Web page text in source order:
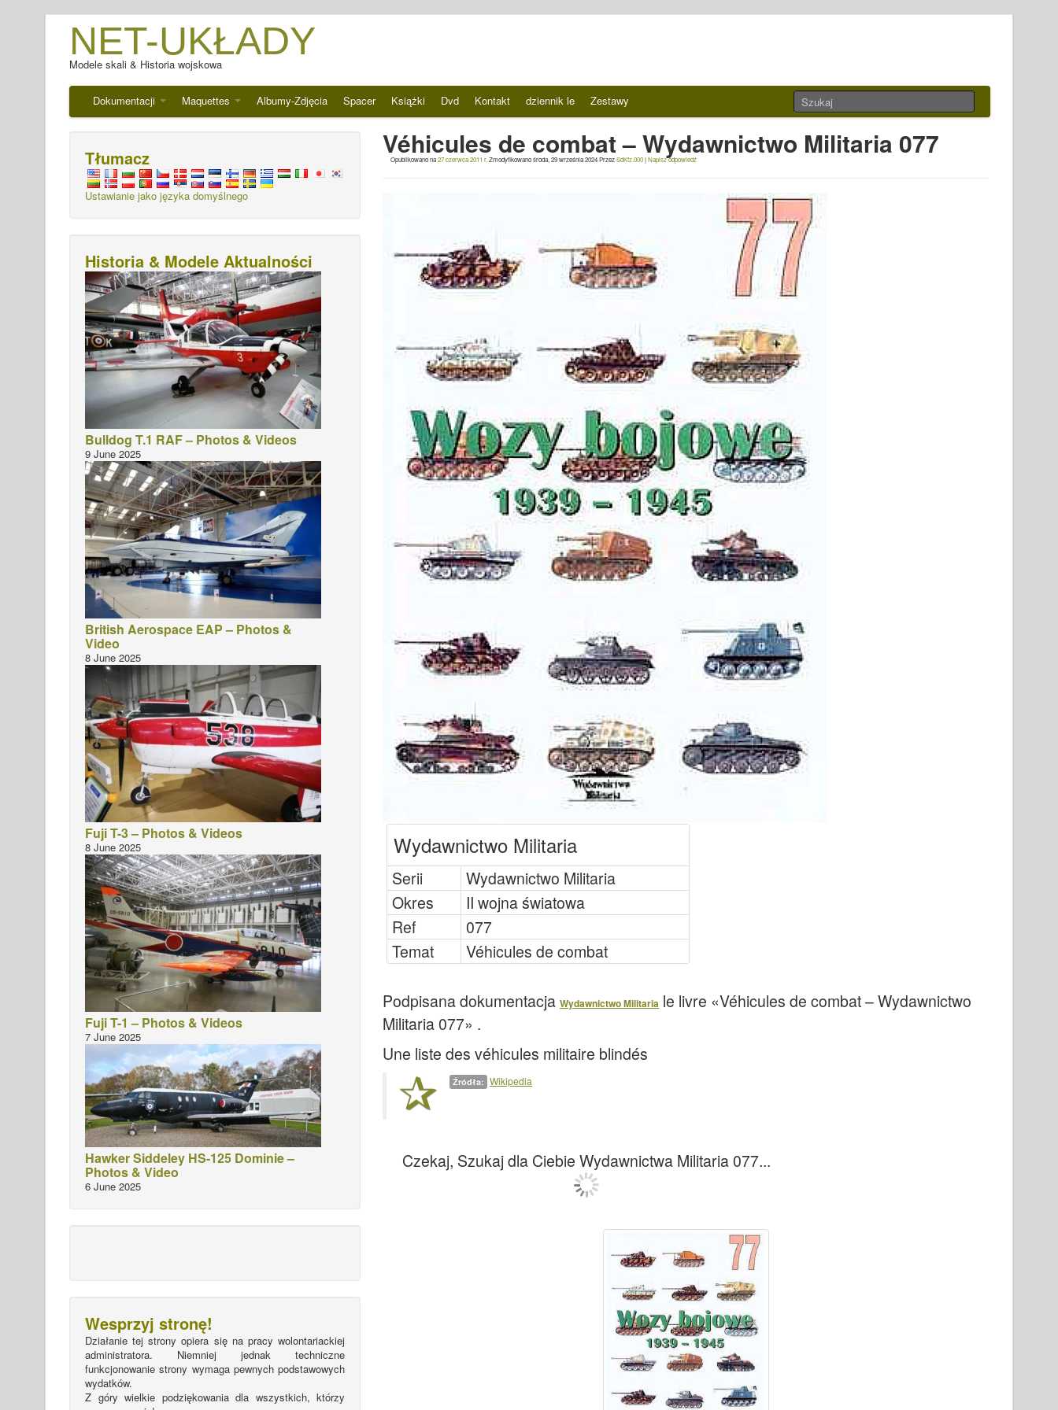
NET-UKŁADY
Modele skali & Historia wojskowa
Dokumentacji Maquettes Albumy-Zdjęcia Spacer Książki Dvd Kontakt dziennik le Zestawy
Véhicules de combat – Wydawnictwo Militaria 077
Opublikowano na27 czerwca 2011 r. Zmodyfikowanośroda, 29 września 2024PrzezSdKfz.000|Napisz odpowiedź
Wydawnictwo Militaria
Serii
Wydawnictwo Militaria
Okres
II wojna światowa
Ref
077
Temat
Véhicules de combat
Podpisana dokumentacja Wydawnictwo Militaria le livre «Véhicules de combat – Wydawnictwo
Militaria 077» .
Une liste des véhicules militaire blindés
Źródła: Wikipedia
Czekaj, Szukaj dla Ciebie Wydawnictwa Militaria 077...
Tłumacz
Ustawianie jako języka domyślnego
Historia & Modele Aktualności
Bulldog T.1 RAF – Photos & Videos
9 June 2025
British Aerospace EAP – Photos &
Video
8 June 2025
Fuji T-3 – Photos & Videos
8 June 2025
Fuji T-1 – Photos & Videos
7 June 2025
Hawker Siddeley HS-125 Dominie –
Photos & Video
6 June 2025
Wesprzyj stronę!
Działanie tej strony opiera się na pracy wolontariackiej
administratora. Niemniej jednak techniczne
funkcjonowanie strony wymaga pewnych podstawowych
wydatków.
Z góry wielkie podziękowania dla wszystkich, którzy